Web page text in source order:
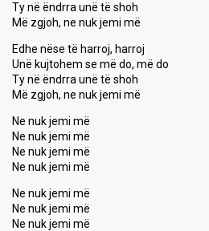
Ty në ëndrra unë të shoh
Më zgjoh, ne nuk jemi më
Edhe nëse të harroj, harroj
Unë kujtohem se më do, më do
Ty në ëndrra unë të shoh
Më zgjoh, ne nuk jemi më
Ne nuk jemi më
Ne nuk jemi më
Ne nuk jemi më
Ne nuk jemi më
Ne nuk jemi më
Ne nuk jemi më
Ne nuk jemi më